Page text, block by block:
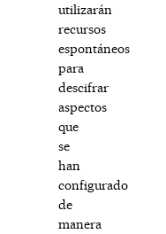
utilizarán
recursos
espontáneos
para
descifrar
aspectos
que
se
han
configurado
de
manera